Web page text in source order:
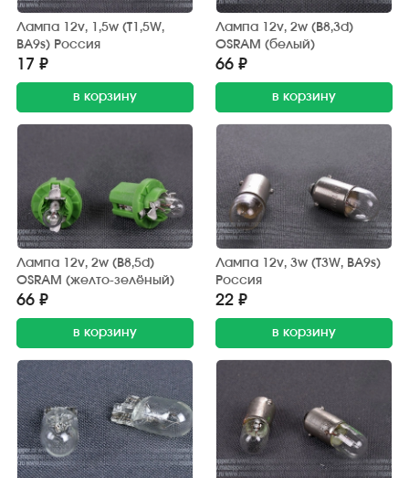
Лампа 12v, 1,5w (T1,5W,
BA9s) Россия
17 ₽
в корзину
Лампа 12v, 2w (B8,3d)
OSRAM (белый)
66 ₽
в корзину
Лампа 12v, 2w (B8,5d)
OSRAM (желто-зелёный)
66 ₽
в корзину
Лампа 12v, 3w (T3W, BA9s)
Россия
22 ₽
в корзину